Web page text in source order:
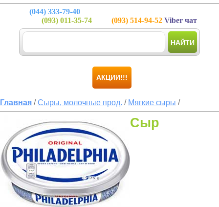
(044) 333-79-40
(093) 011-35-74 (093) 514-94-52 Viber чат
НАЙТИ
АКЦИИ!!!
Главная /Сыры, молочные прод. / Мягкие сыры /
Сыр